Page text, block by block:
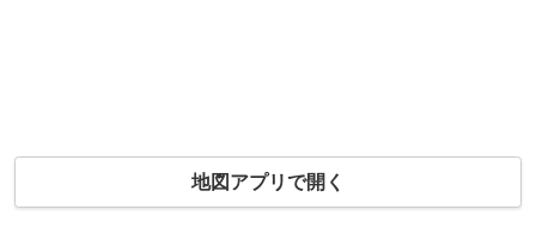
地図アプリで開く